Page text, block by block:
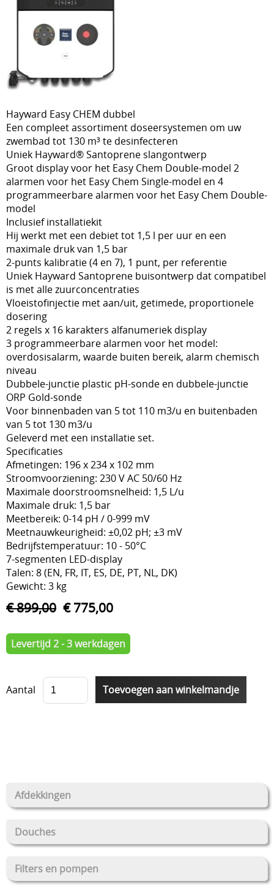
Loodgieterij PVC
Onderhoud
Overwintering
Tegenstroom zwemapparaten
Verlichting
Verwarmen
Vilt en isolatie
Waterbehandeling
Waterreservoir
Zwembaden
Stockverkoop
Overkappingen Coverswim
Schakelkasten
Afdekkingen
Douches
Filters en pompen
Hayward Easy CHEM dubbel
Een compleet assortiment doseersystemen om uw
zwembad tot 130 m³ te desinfecteren
Uniek Hayward® Santoprene slangontwerp
Groot display voor het Easy Chem Double-model 2
alarmen voor het Easy Chem Single-model en 4
programmeerbare alarmen voor het Easy Chem Double-
model
Inclusief installatiekit
Hij werkt met een debiet tot 1,5 l per uur en een
maximale druk van 1,5 bar
2-punts kalibratie (4 en 7), 1 punt, per referentie
Uniek Hayward Santoprene buisontwerp dat compatibel
is met alle zuurconcentraties
Vloeistofinjectie met aan/uit, getimede, proportionele
dosering
2 regels x 16 karakters alfanumeriek display
3 programmeerbare alarmen voor het model:
overdosisalarm, waarde buiten bereik, alarm chemisch
niveau
Dubbele-junctie plastic pH-sonde en dubbele-junctie
ORP Gold-sonde
Voor binnenbaden van 5 tot 110 m3/u en buitenbaden
van 5 tot 130 m3/u
Geleverd met een installatie set.
Specificaties
Afmetingen: 196 x 234 x 102 mm
Stroomvoorziening: 230 V AC 50/60 Hz
Maximale doorstroomsnelheid: 1,5 L/u
Maximale druk: 1,5 bar
Meetbereik: 0-14 pH / 0-999 mV
Meetnauwkeurigheid: ±0,02 pH; ±3 mV
Bedrijfstemperatuur: 10 - 50°C
7-segmenten LED-display
Talen: 8 (EN, FR, IT, ES, DE, PT, NL, DK)
Gewicht: 3 kg
€ 899,00 € 775,00
Levertijd 2 - 3 werkdagen
Aantal